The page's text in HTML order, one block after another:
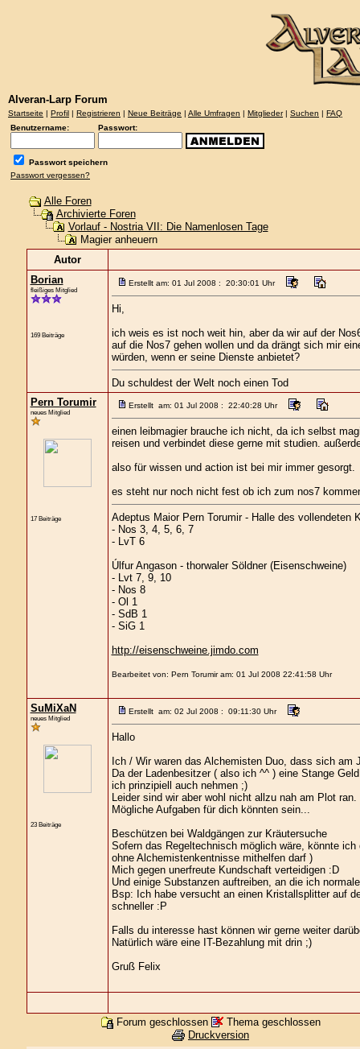
Alveran-Larp Forum
Startseite | Profil | Registrieren | Neue Beiträge | Alle Umfragen | Mitglieder| Suchen | FAQ
Benutzername:
Passwort:
Passwort speichern
Passwort vergessen?
Alle Foren
Archivierte Foren
Vorlauf - Nostria VII: Die Namenlosen Tage
Magier anheuern
Autor
Borian
fleißiges Mitglied
169 Beiträge
Erstellt am: 01 Jul 2008 : 20:30:01 Uhr
Hi,
ich weis es ist noch weit hin, aber da wir auf der
auf die Nos7 gehen wollen und da drängt sich mir
würden, wenn er seine Dienste anbietet?
Du schuldest der Welt noch einen Tod
Pern Torumir
neues Mitglied
17 Beiträge
Erstellt am: 01 Jul 2008 : 22:40:28 Uhr
einen leibmagier brauche ich nicht, da ich selbst
reisen und verbindet diese gerne mit studien.
also für wissen und action ist bei mir immer gesorgt.
es steht nur noch nicht fest ob ich zum nos7
Adeptus Maior Pern Torumir - Halle des vollendeten
- Nos 3, 4, 5, 6, 7
- LvT 6
Úlfur Angason - thorwaler Söldner (Eisenschweine)
- Lvt 7, 9, 10
- Nos 8
- Ol 1
- SdB 1
- SiG 1
http://eisenschweine.jimdo.com
Bearbeitet von: Pern Torumir am: 01 Jul 2008 22:41:58 Uhr
SuMiXaN
neues Mitglied
23 Beiträge
Erstellt am: 02 Jul 2008 : 09:11:30 Uhr
Hallo
Ich / Wir waren das Alchemisten Duo, dass sich
Da der Ladenbesitzer ( also ich ^^ ) eine Stange
ich prinzipiell auch nehmen ;)
Leider sind wir aber wohl nicht allzu nah am Plot ran.
Mögliche Aufgaben für dich könnten sein...
Beschützen bei Waldgängen zur Kräutersuche
Sofern das Regeltechnisch möglich wäre, könnte
ohne Alchemistenkentnisse mithelfen darf )
Mich gegen unerfreute Kundschaft verteidigen :D
Und einige Substanzen auftreiben, an die ich
Bsp: Ich habe versucht an einen Kristallsplitter auf
schneller :P
Falls du interesse hast können wir gerne weiter
Natürlich wäre eine IT-Bezahlung mit drin ;)
Gruß Felix
Forum geschlossen
Thema geschlossen
Druckversion